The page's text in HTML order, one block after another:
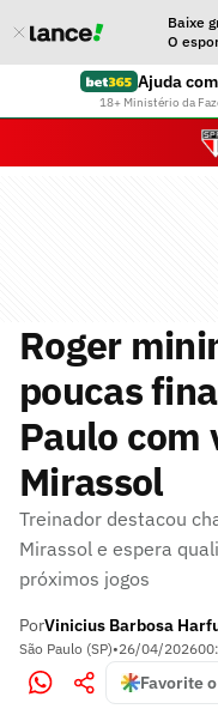
Baixe
O
Ajuda
18+ Ministério da
Roger
poucas
Paulo com
Mirassol
Treinador destacou
Mirassol e espera
próximos jogos
PorVinicius Barbosa
São Paulo (SP)•26/04/2026
Favorite